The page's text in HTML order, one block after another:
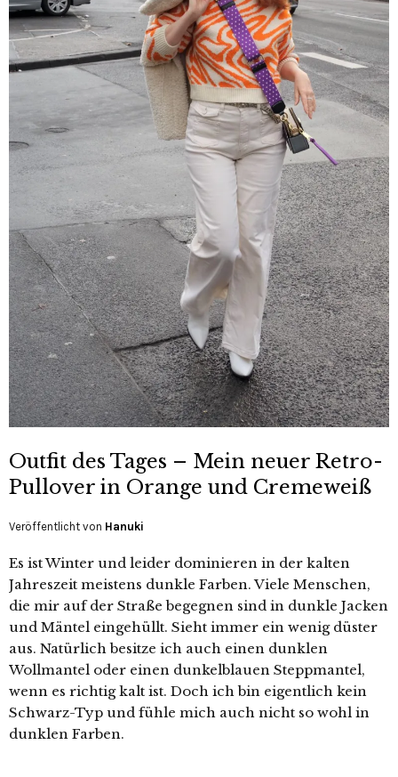
Outfit des Tages – Mein neuer Retro-
Pullover in Orange und Cremeweiß
Veröffentlicht von Hanuki
Es ist Winter und leider dominieren in der kalten
Jahreszeit meistens dunkle Farben. Viele Menschen,
die mir auf der Straße begegnen sind in dunkle Jacken
und Mäntel eingehüllt. Sieht immer ein wenig düster
aus. Natürlich besitze ich auch einen dunklen
Wollmantel oder einen dunkelblauen Steppmantel,
wenn es richtig kalt ist. Doch ich bin eigentlich kein
Schwarz-Typ und fühle mich auch nicht so wohl in
dunklen Farben.